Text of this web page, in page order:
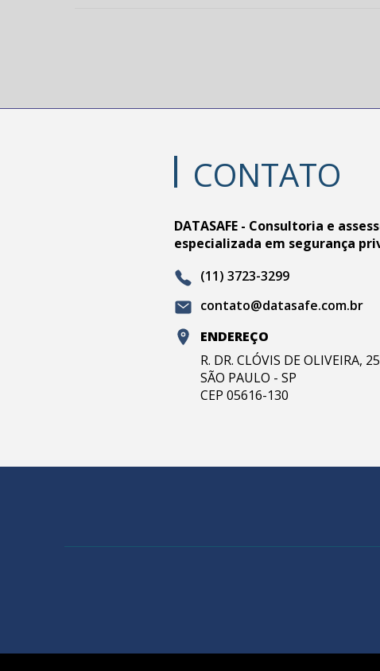
CONTATO
DATASAFE - Consultoria e
especializada em segurança
(11) 3723-3299
contato@datasafe.com.br
ENDEREÇO
R. DR. CLÓVIS DE OLIVEIRA,
SÃO PAULO - SP
CEP 05616-130